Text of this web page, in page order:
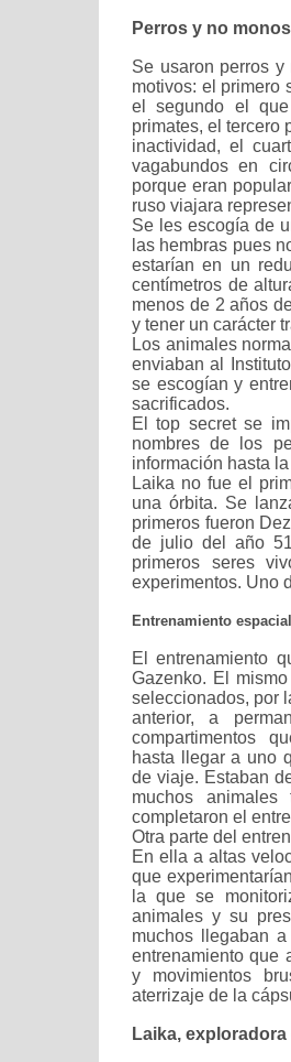
Perros y no
Se usaron perros
motivos: el primero
el segundo el
primates, el tercero
inactividad, el
vagabundos en
porque eran
ruso viajara
Se les escogía de
las hembras pues
estarían en un
centímetros de
menos de 2 años
y tener un carácter
Los animales
enviaban al
se escogían y
sacrificados.
El top secret se
nombres de los
información hasta
Laika no fue el
una órbita. Se
primeros fueron
de julio del año
primeros seres
experimentos. Uno
Entrenamiento espacial
El entrenamiento
Gazenko. El
seleccionados, por
anterior, a
compartimentos
hasta llegar a uno
de viaje. Estaban
muchos
completaron el
Otra parte del
En ella a altas
que
la que se
animales y su
muchos llegaban
entrenamiento que
y movimientos
aterrizaje de la
Laika, exploradora